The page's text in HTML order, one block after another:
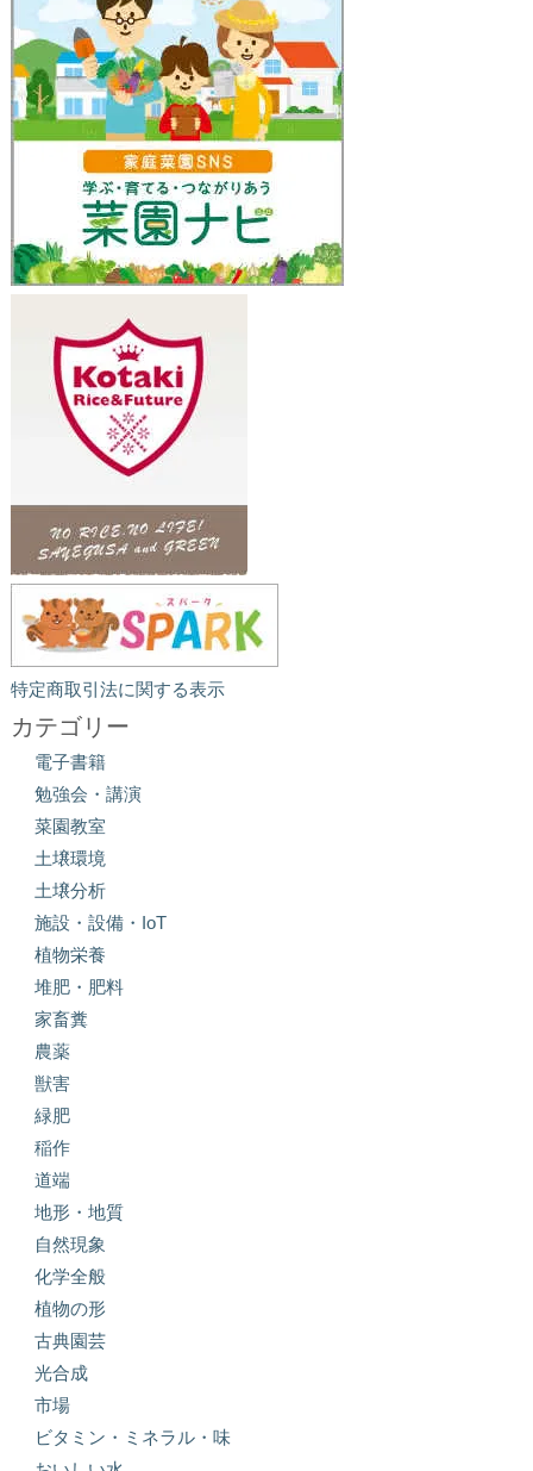
特定商取引法に関する表示
カテゴリー
電子書籍
勉強会・講演
菜園教室
土壌環境
土壌分析
施設・設備・IoT
植物栄養
堆肥・肥料
家畜糞
農薬
獣害
緑肥
稲作
道端
地形・地質
自然現象
化学全般
植物の形
古典園芸
光合成
市場
ビタミン・ミネラル・味